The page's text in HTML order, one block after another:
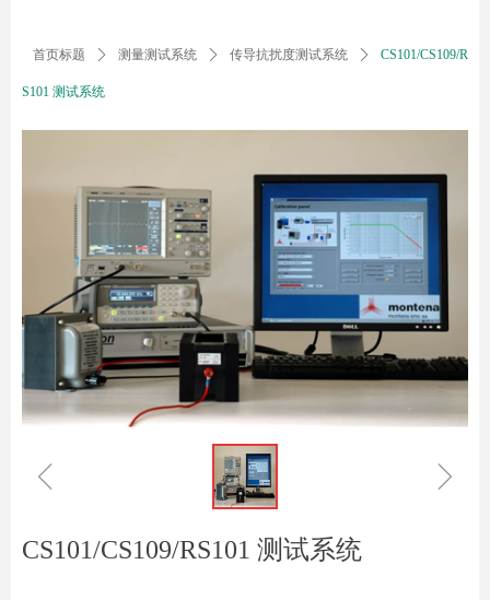
首页标题 ꄲ 测量测试系统 ꄲ 传导抗扰度测试系统 ꄲ CS101/CS109/R
S101 测试系统
ꁆ ꁇ
CS101/CS109/RS101 测试系统